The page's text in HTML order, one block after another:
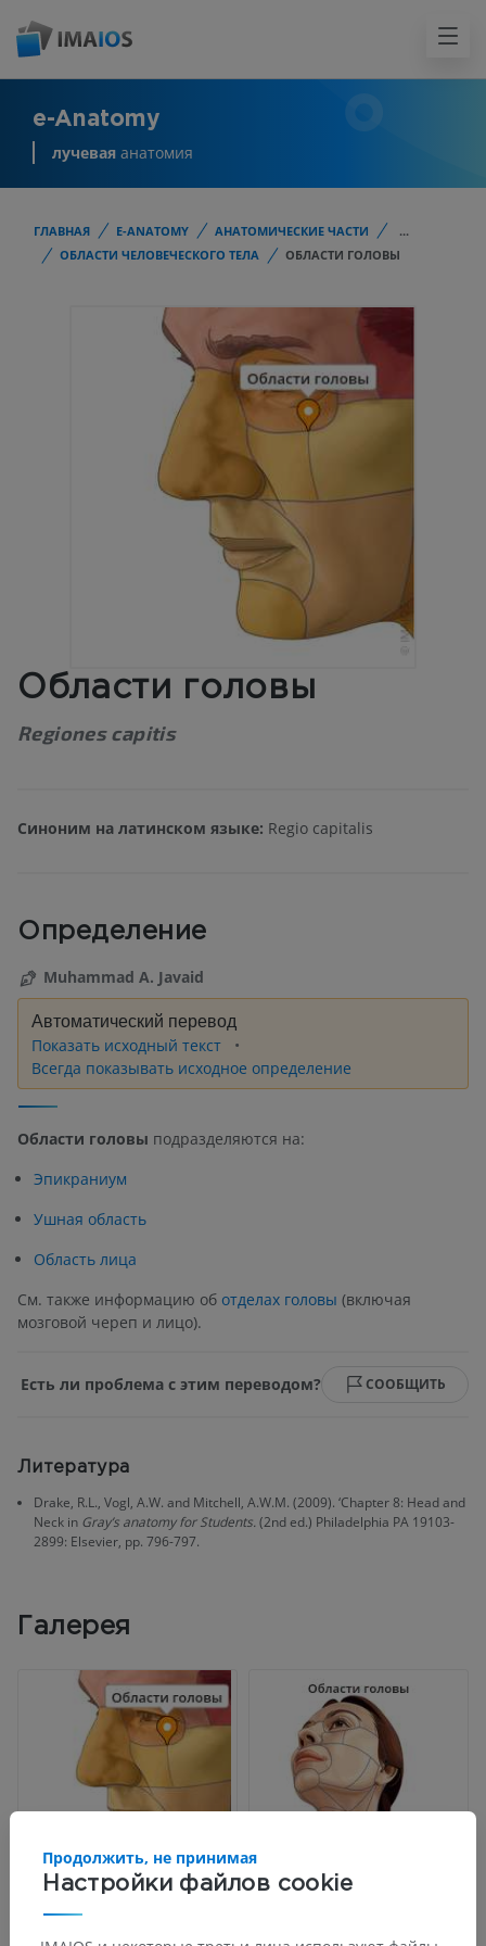
e-Anatomy
лучевая анатомия
ГЛАВНАЯ E-ANATOMY АНАТОМИЧЕСКИЕ ЧАСТИ
...
ОБЛАСТИ ЧЕЛОВЕЧЕСКОГО ТЕЛА
ОБЛАСТИ ГОЛОВЫ
Области головы
Regiones capitis
Синоним на латинском языке: Regio capitalis
Определение
Muhammad A. Javaid
Автоматический перевод
Показать исходный текст
Всегда показывать исходное определение
Области головы подразделяются на:
Эпикраниум
Ушная область
Область лица
См. также информацию об отделах головы (включая
мозговой череп и лицо).
Есть ли проблема с этим переводом? СООБЩИТЬ
Литература
Drake, R.L., Vogl, A.W. and Mitchell, A.W.M. (2009). ‘Chapter 8: Head and
Neck in Gray’s anatomy for Students.(2nd ed.) Philadelphia PA 19103-
2899: Elsevier, pp. 796-797.
Галерея
Настройки файлов cookie
Продолжить, не принимая